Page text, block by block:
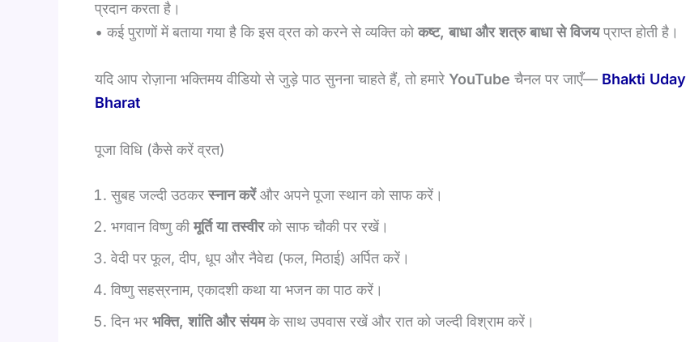
प्रदान करता है।
• कई पुराणों में बताया गया है कि इस व्रत को करने से व्यक्ति कोकष्ट, बाधा और शत्रु बाधा से विजयप्राप्त होती है।
यदि आप रोज़ाना भक्तिमय वीडियो से जुड़े पाठ सुनना चाहते हैं, तो हमारे YouTube चैनल पर जाएँ— Bhakti Uday
Bharat
पूजा विधि (कैसे करें व्रत)
सुबह जल्दी उठकरस्नान करेंऔर अपने पूजा स्थान को साफ करें।
भगवान विष्णु कीमूर्ति या तस्वीरको साफ चौकी पर रखें।
वेदी पर फूल, दीप, धूप और नैवेद्य (फल, मिठाई) अर्पित करें।
विष्णु सहस्रनाम, एकादशी कथा या भजन का पाठ करें।
दिन भर भक्ति, शांति और संयमके साथ उपवास रखें और रात को जल्दी विश्राम करें।